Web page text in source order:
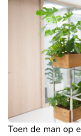
Toen de man op